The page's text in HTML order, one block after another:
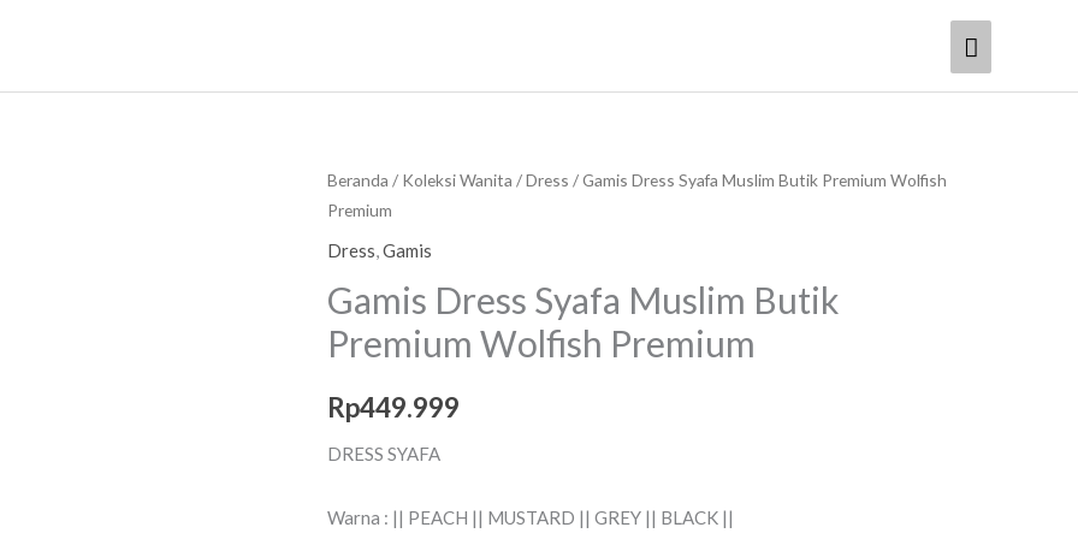
Menu
Utama
Beranda / Koleksi Wanita /Dress / Gamis Dress Syafa Muslim Butik Premium Wolfish
Premium
Dress,Gamis
Gamis Dress Syafa Muslim Butik
Premium Wolfish Premium
Rp449.999
DRESS SYAFA
Warna : || PEACH || MUSTARD || GREY || BLACK ||
Kuantitas
Gamis
Dress
Muslim
Butik
Wolfish